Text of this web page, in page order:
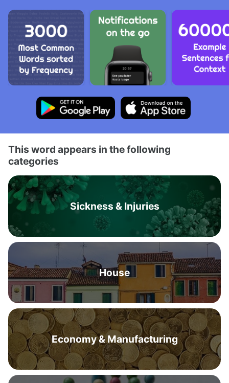
This word appears in the following
categories
Sickness & Injuries
House
Economy & Manufacturing